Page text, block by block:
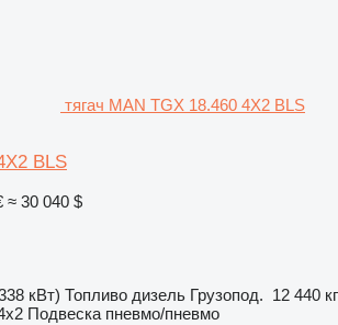
тягач MAN TGX 18.460 4X2 BLS
BLS
≈ 30 040 $
кВт) Топливо дизель Грузопод. 12 440 кг
Подвеска пневмо/пневмо